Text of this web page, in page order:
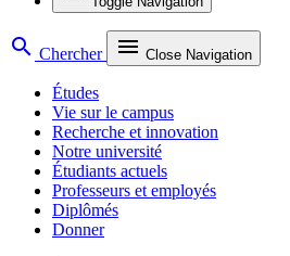
search Chercher menu Close Navigation
Études
Vie sur le campus
Recherche et innovation
Notre université
Étudiants actuels
Professeurs et employés
Diplômés
Donner